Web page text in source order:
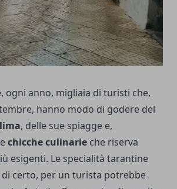
ogni anno, migliaia di turisti che,
hanno modo di godere del
, delle sue spiagge e,
chicche culinarie che riserva
esigenti. Le specialità tarantine
certo, per un turista potrebbe